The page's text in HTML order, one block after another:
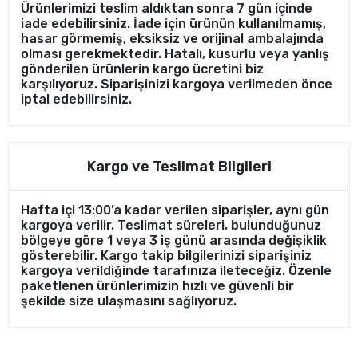
Ürünlerimizi teslim aldıktan sonra 7 gün içinde
iade edebilirsiniz. İade için ürünün kullanılmamış,
hasar görmemiş, eksiksiz ve orijinal ambalajında
olması gerekmektedir. Hatalı, kusurlu veya yanlış
gönderilen ürünlerin kargo ücretini biz
karşılıyoruz. Siparişinizi kargoya verilmeden önce
iptal edebilirsiniz.
Kargo ve Teslimat Bilgileri
Hafta içi 13:00’a kadar verilen siparişler, aynı gün
kargoya verilir. Teslimat süreleri, bulunduğunuz
bölgeye göre 1 veya 3 iş günü arasında değişiklik
gösterebilir. Kargo takip bilgilerinizi siparişiniz
kargoya verildiğinde tarafınıza ileteceğiz. Özenle
paketlenen ürünlerimizin hızlı ve güvenli bir
şekilde size ulaşmasını sağlıyoruz.